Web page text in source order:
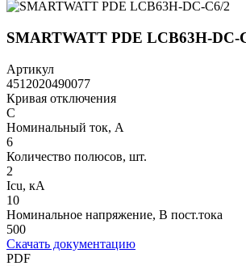
SMARTWATT PDE LCB63H-DC-
Артикул
4512020490077
Кривая отключения
C
Номинальный ток, А
6
Количество полюсов, шт.
2
Icu, кА
10
Номинальное напряжение, В пост.тока
500
Скачать документацию
PDF